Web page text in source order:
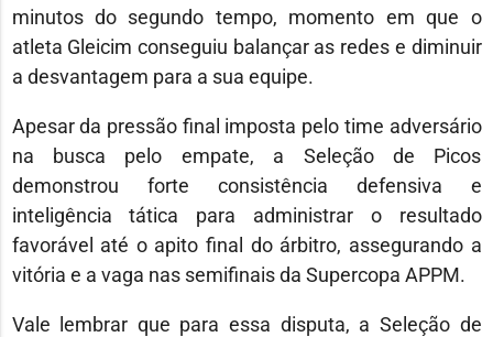
minutos do segundo tempo, momento em que o
atleta Gleicim conseguiu balançar as redes e diminuir
a desvantagem para a sua equipe.
Apesar da pressão final imposta pelo time adversário
na busca pelo empate, a Seleção de Picos
demonstrou forte consistência defensiva e
inteligência tática para administrar o resultado
favorável até o apito final do árbitro, assegurando a
vitória e a vaga nas semifinais da Supercopa APPM.
Vale lembrar que para essa disputa, a Seleção de